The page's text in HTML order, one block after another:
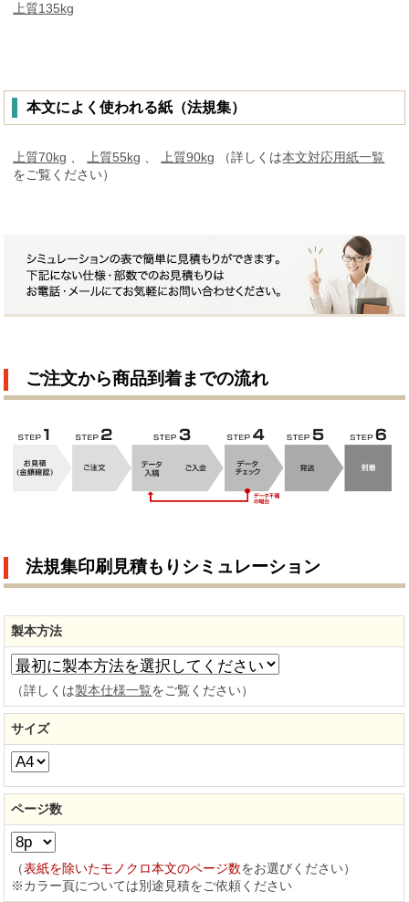
上質135kg
本文によく使われる紙（法規集）
上質70kg 上質55kg 上質90kg （詳しくは本文対応用紙一覧
をご覧ください）
ご注文から商品到着までの流れ
法規集印刷見積もりシミュレーション
製本方法
（詳しくは製本仕様一覧をご覧ください）
サイズ
ページ数
（表紙を除いたモノクロ本文のページ数をお選びください）
※カラー頁については別途見積をご依頼ください